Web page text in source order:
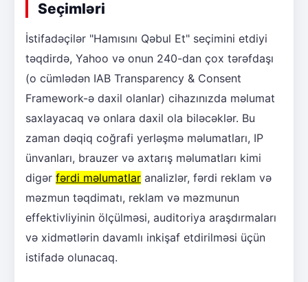
Seçimləri
İstifadəçilər "Hamısını Qəbul Et" seçimini etdiyi
təqdirdə, Yahoo və onun 240-dan çox tərəfdaşı
(o cümlədən IAB Transparency & Consent
Framework-ə daxil olanlar) cihazınızda məlumat
saxlayacaq və onlara daxil ola biləcəklər. Bu
zaman dəqiq coğrafi yerləşmə məlumatları, IP
ünvanları, brauzer və axtarış məlumatları kimi
digər fərdi məlumatlar analizlər, fərdi reklam və
məzmun təqdimatı, reklam və məzmunun
effektivliyinin ölçülməsi, auditoriya araşdırmaları
və xidmətlərin davamlı inkişaf etdirilməsi üçün
istifadə olunacaq.